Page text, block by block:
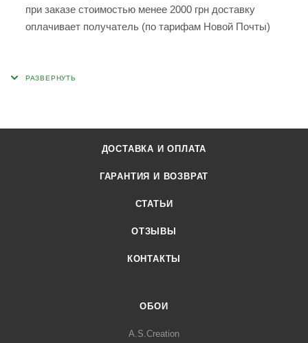
при заказе стоимостью менее 2000 грн доставку
оплачивает получатель (по тарифам Новой Почты)
ДОСТАВКА И ОПЛАТА
ГАРАНТИЯ И ВОЗВРАТ
СТАТЬИ
ОТЗЫВЫ
КОНТАКТЫ
ОБОИ
A.S.Creation